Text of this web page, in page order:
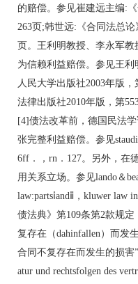
的赔偿。参见崔建远主编:
263页;韩世远:《合同法总
页。王利明教授、李永军
为信赖利益赔偿。参见王
人民大学出版社2003年版，
法律出版社2010年版，第553
[4]债法改革前，德国民法
张完整利益赔偿。参见
6ff．，rn．127。另外，在
用关系立场。参见lando＆
law:partsⅰandⅱ，kluwer law
债法典》第109条第2款规
复存在（dahinfallen）而发
合同不复存在而发生的损害
atur und rechtsfolgen des